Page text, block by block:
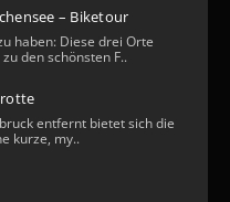
– Biketour
haben: Diese drei Orte
den schönsten F..
entfernt bietet sich die
kurze, my..